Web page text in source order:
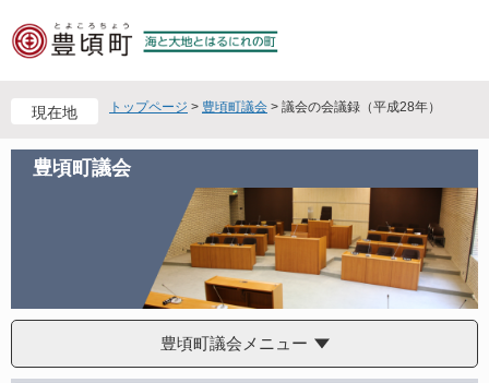
ー
で
ニ
ば
現在地 トップページ > 豊頃町議会 > 議会の会議録（平成28年）
豊頃町議会
豊頃町議会メニュー